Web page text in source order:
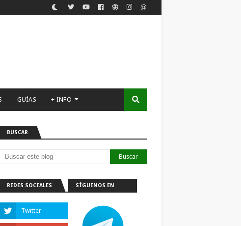
GUÍAS + INFO
BUSCAR
REDES SOCIALES SÍGUENOS EN